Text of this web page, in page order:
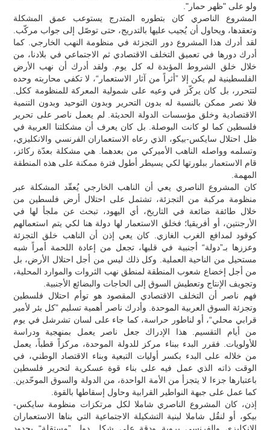
ولو على "ظهر حمار".
المشروع الناصري كان بتطوره المتدرج يستوعب عمق المشكلة
وتعقدها، ويحاول أن يُجيب عليها بالتدريج، حتى توصّل إلى جواب مركّب.
لقد أدرك هذا المشروع دور التجزئة في منظومة النهب الخارجي. كما
أدرك دورها في تعميق التخلف الاقتصادي ثم الاجتماعي في بلادنا، من
خلال خلق الشروط المؤبدة له كل يوم. ولقد أدرك أن نهب الأرض
الفلسطينية لم يكن إلا ”أثراً من آثار الاستعمار“، لا تكفي محاربته وحده
لتتحرر، بل كان يركّز في وعيه على شمولية المعركة للمنظومة ككل.
فلا نصر ممكن بالنسبة له بدون التحرير وبدون التوحيد وبدون التنمية
الاقتصادية وخلق مؤسسات الدولة الحديثة. لم يعمل ناصر على تحرير
فلسطين كما لو كانت البوصلة. بل كان يعرف أن مشكلتنا العربية في
ظل احتلال سايكس-بيكو، الذي رعاه الاستعماران الفرنسي والانكليزي،
وتسلمه وواصله الناهب الأميركي من بعدهما. هي مشكلة بعدّة ركائز،
قام الاستعمار ببلورتها لكي يسيطر أطول فترة ممكنة على هذه المنطقة
المهمة.
كان المشروع الناصري يعي أن الناهب الخارجي يُعقّد المشكلة عبر
منظومة مركبة من التجزئة، تشتمل على احتلال أرض فلسطين من
خلال طائفة ضائعة في التاريخ، أي اليهود، تبحث عن ملجأ لها في
الأرجنتين، أو أفريقيا؛ فخلق الاستعمار لها دولة هنا لكي يتم استعمالهم
كوقود لمدافع الغرب الغازي. كان يعي إذن أن الناهب خلق التجزئة
وعززها بـ”دولة“ أجنبية في قلبها، تجعل من إعادة اللحمة أمراً شبه
مستحيل من الناحية العملية. وكل ذلك ليس من أجل احتلال الأرض، بل
من أجل إخضاع شعوب المنطقة لمنطق نهب الثروات والموارد المحلية،
وتجويف الإنتاج وتعطيش السوق إلى الحاجات والبضائع الأجنبية.
فهم ناصر أن التخلف الاقتصادي المقصود هو توأم احتلال فلسطين
وتجزئة السوق العربية الموحدة. وأدرك ناصر أهمية تسليم ”كل بئر لأمير
قرابي محلي“، أو لناطور حراسة، كما جاء على لسان تشرشل في يوم
من أيام التقسيم. هذا الإدراك جعل ناصر يعمل بمنهجية ودراسة
للأولويات. فقرر البدء ببناء مركز للدولة الموحدة، مركزاً قطباً، يعمل
من خلاله على البدء بكسر أوليات التبعية وبناء الاقتصاد الوطني، في
الوقت ذاته الذي عمل فيه على بناء قوة عسكرية لتحرير فلسطين
باعتبارها جزءا لا يتجزأ من الأمة الواحدة، من الدولة والسوق الموحّدين.
كما عمل على جبهة النواطير القرابية وحاول إسقاطها بالقوة.
إذن، كان المشروع الناصري شاملا لكل مرتكزات منظومة سايكس-
بيكو، أو لنقُل شاملا لبنية التشكيلة الاجتماعية التي بناها الاستعماران